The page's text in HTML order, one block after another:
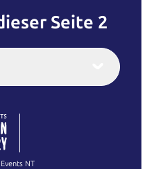
Seite 2
Italiano
繁體中文
NT